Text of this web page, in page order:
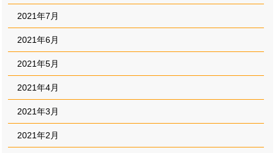
2021年7月
2021年6月
2021年5月
2021年4月
2021年3月
2021年2月